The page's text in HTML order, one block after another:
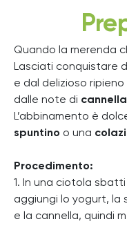
Quando la merenda
Lasciati conquistare
e dal delizioso ripieno
dalle note di cannella
L’abbinamento è
spuntino o una
Procedimento:
1. In una ciotola
aggiungi lo yogurt, la
e la cannella, quindi